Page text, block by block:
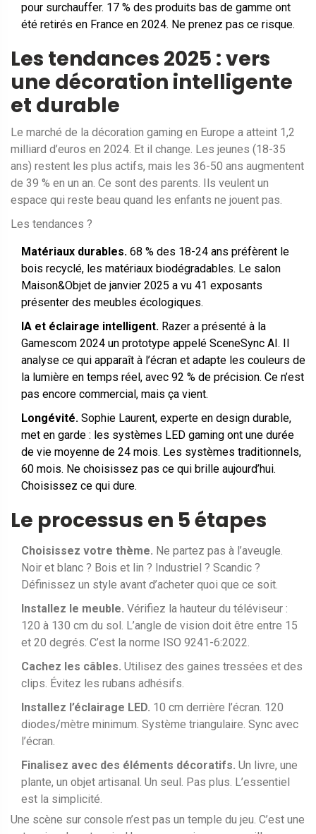
pour surchauffer. 17 % des produits bas de gamme ont
été retirés en France en 2024. Ne prenez pas ce risque.
Les tendances 2025 : vers
une décoration intelligente
et durable
Le marché de la décoration gaming en Europe a atteint 1,2
milliard d’euros en 2024. Et il change. Les jeunes (18-35
ans) restent les plus actifs, mais les 36-50 ans augmentent
de 39 % en un an. Ce sont des parents. Ils veulent un
espace qui reste beau quand les enfants ne jouent pas.
Les tendances ?
Matériaux durables. 68 % des 18-24 ans préfèrent le
bois recyclé, les matériaux biodégradables. Le salon
Maison&Objet de janvier 2025 a vu 41 exposants
présenter des meubles écologiques.
IA et éclairage intelligent. Razer a présenté à la
Gamescom 2024 un prototype appelé SceneSync AI. Il
analyse ce qui apparaît à l’écran et adapte les couleurs de
la lumière en temps réel, avec 92 % de précision. Ce n’est
pas encore commercial, mais ça vient.
Longévité. Sophie Laurent, experte en design durable,
met en garde : les systèmes LED gaming ont une durée
de vie moyenne de 24 mois. Les systèmes traditionnels,
60 mois. Ne choisissez pas ce qui brille aujourd’hui.
Choisissez ce qui dure.
Le processus en 5 étapes
Choisissez votre thème. Ne partez pas à l’aveugle.
Noir et blanc ? Bois et lin ? Industriel ? Scandic ?
Définissez un style avant d’acheter quoi que ce soit.
Installez le meuble. Vérifiez la hauteur du téléviseur :
120 à 130 cm du sol. L’angle de vision doit être entre 15
et 20 degrés. C’est la norme ISO 9241-6:2022.
Cachez les câbles. Utilisez des gaines tressées et des
clips. Évitez les rubans adhésifs.
Installez l’éclairage LED. 10 cm derrière l’écran. 120
diodes/mètre minimum. Système triangulaire. Sync avec
l’écran.
Finalisez avec des éléments décoratifs. Un livre, une
plante, un objet artisanal. Un seul. Pas plus. L’essentiel
est la simplicité.
Une scène sur console n’est pas un temple du jeu. C’est une